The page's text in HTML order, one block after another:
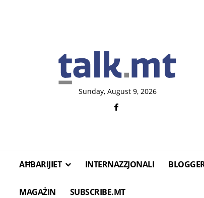
Sunday, August 9, 2026
AĦBARIJIET INTERNAZZJONALI
MAGAŻIN SUBSCRIBE.MT